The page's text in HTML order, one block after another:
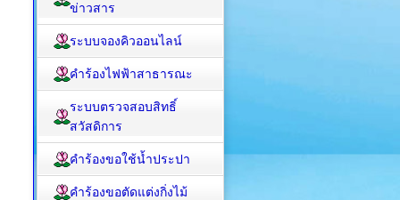
ข่าวสาร
ระบบจองคิวออนไลน์
คำร้องไฟฟ้าสาธารณะ
ระบบตรวจสอบสิทธิ์
สวัสดิการ
คำร้องขอใช้น้ำประปา
คำร้องขอตัดแต่งกิ่งไม้